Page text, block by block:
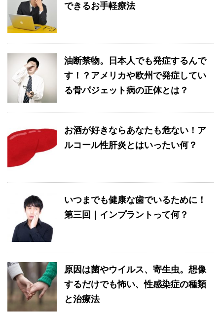
できるお手軽療法
油断禁物。日本人でも発症するんで
す！？アメリカや欧州で発症してい
る骨パジェット病の正体とは？
お酒が好きならあなたも危ない！ア
ルコール性肝炎とはいったい何？
いつまでも健康な歯でいるために！
第三回｜インプラントって何？
原因は菌やウイルス、寄生虫。想像
するだけでも怖い、性感染症の種類
と治療法